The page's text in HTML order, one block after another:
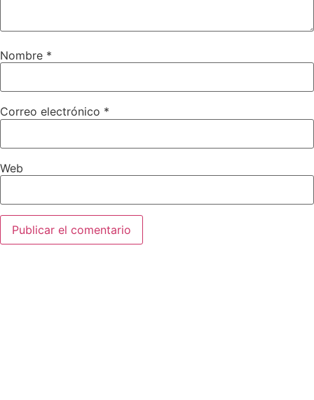
Nombre *
Correo electrónico *
Web